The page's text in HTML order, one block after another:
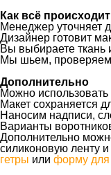
Как всё происходит
Менеджер уточняет
Дизайнер готовит
Вы выбираете ткань
Мы шьем, проверяем
Дополнительно
Можно
Макет сохраняется
Наносим надписи,
Варианты
Дополнительно
силиконовую ленту
гетры или форму